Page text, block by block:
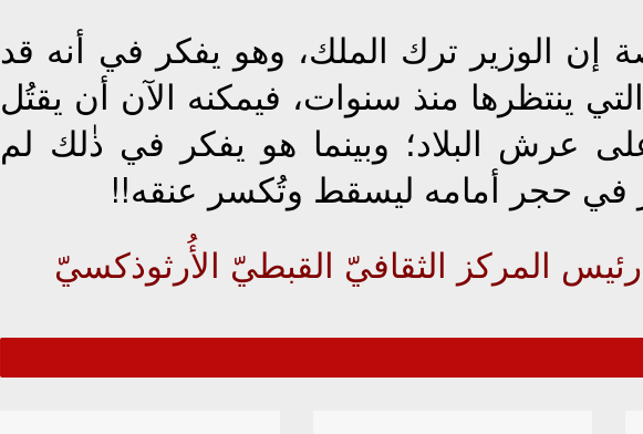
ترك الملك، وهو يفكر في أنه قد
ينتظرها منذ سنوات، فيمكنه الآن أن يقتُل
عرش البلاد؛ وبينما هو يفكر في ذٰلك لم
في حجر أمامه ليسقط وتُكسر عنقه!!
المركز الثقافيّ القبطيّ الأُرثوذكسيّ